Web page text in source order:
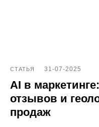
СТАТЬЯ 31-07-2025
AI в
отзывов и
продаж